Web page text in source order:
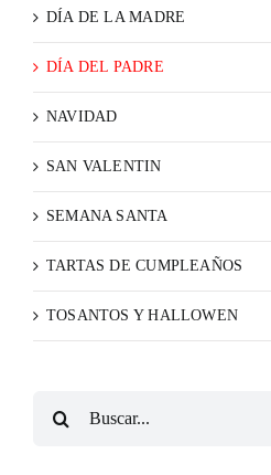
DÍA DE LA MADRE
DÍA DEL PADRE
NAVIDAD
SAN VALENTIN
SEMANA SANTA
TARTAS DE CUMPLEAÑOS
TOSANTOS Y HALLOWEN